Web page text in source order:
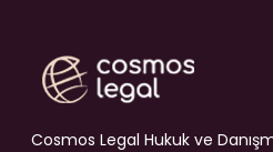
Cosmos Legal Hukuk ve